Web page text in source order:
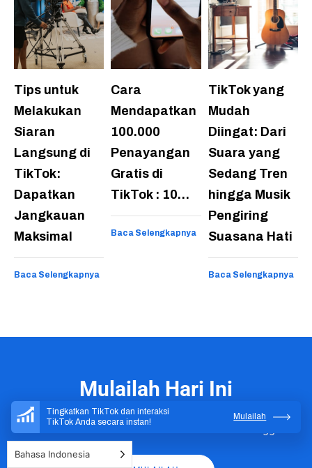
Tingkatkan TikTok dan interaksi
TikTok Anda secara instan!
Mulailah
Tips untuk
Melakukan
Siaran
Langsung di
TikTok:
Dapatkan
Jangkauan
Maksimal
Baca Selengkapnya
Cara
Mendapatkan
100.000
Penayangan
Gratis di
TikTok : 10…
Baca Selengkapnya
TikTok yang
Mudah
Diingat: Dari
Suara yang
Sedang Tren
hingga Musik
Pengiring
Suasana Hati
Baca Selengkapnya
Mulailah Hari Ini
Daftar sekarang dan saksikan jumlah pengikut serta
Bahasa Indonesia